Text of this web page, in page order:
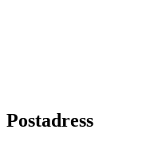
Postadress